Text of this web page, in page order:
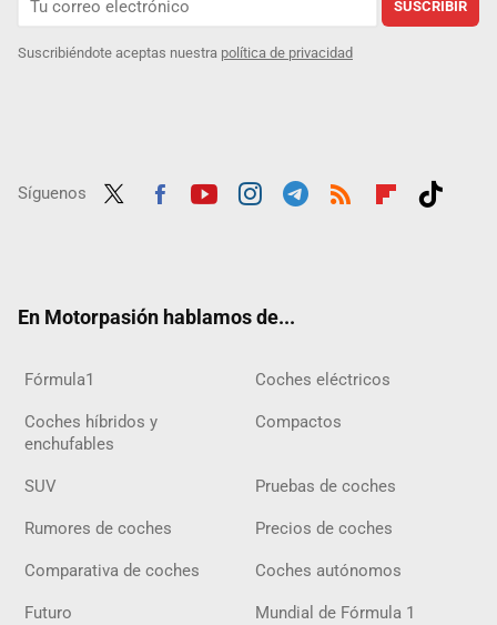
SUSCRIBIR
Suscribiéndote aceptas nuestra política de privacidad
Síguenos
En Motorpasión hablamos de...
Fórmula1 Coches eléctricos
Coches híbridos y
enchufables
Compactos
SUV Pruebas de coches
Rumores de coches Precios de coches
Comparativa de coches Coches autónomos
Futuro Mundial de Fórmula 1